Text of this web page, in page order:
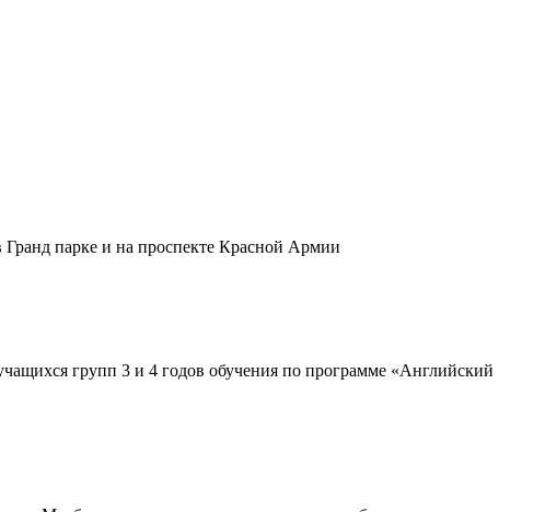
Гранд парке и на проспекте Красной Армии
групп 3 и 4 годов обучения по программе «Английский